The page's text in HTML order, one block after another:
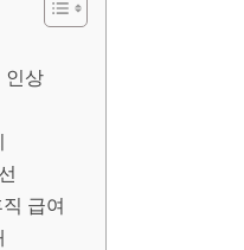
인상
급여